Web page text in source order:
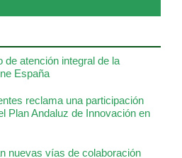
de atención integral de la
España
reclama una participación
Plan Andaluz de Innovación en
nuevas vías de colaboración